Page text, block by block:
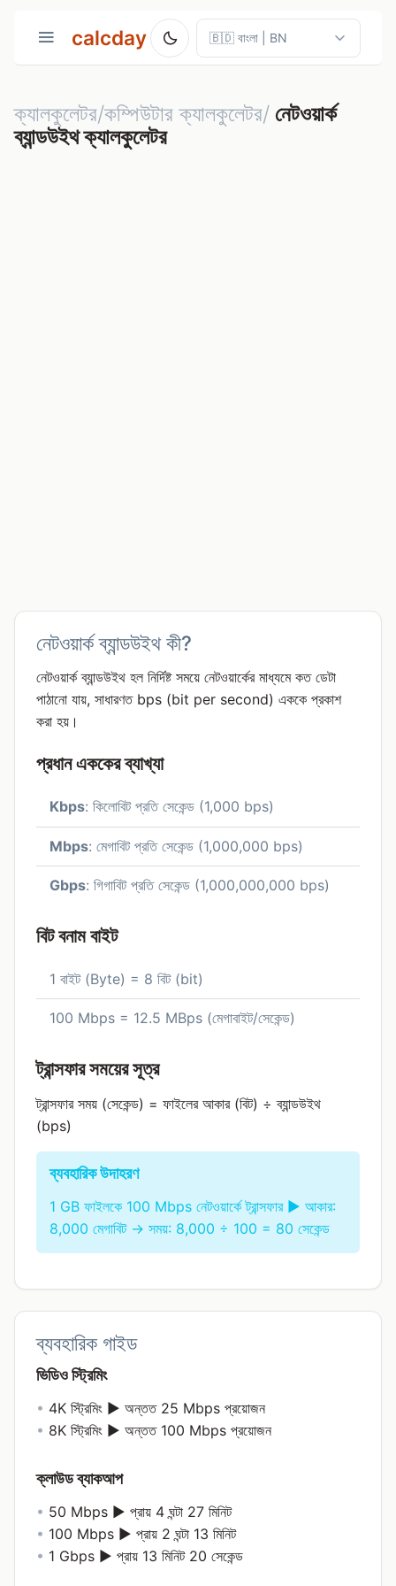
calcday
ক্যালকুলেটর/কম্পিউটার ক্যালকুলেটর/ নেটওয়ার্ক
ব্যান্ডউইথ ক্যালকুলেটর
নেটওয়ার্ক ব্যান্ডউইথ কী?
নেটওয়ার্ক ব্যান্ডউইথ হল নির্দিষ্ট সময়ে নেটওয়ার্কের মাধ্যমে কত ডেটা
পাঠানো যায়, সাধারণত bps (bit per second) এককে প্রকাশ
করা হয়।
প্রধান এককের ব্যাখ্যা
Kbps: কিলোবিট প্রতি সেকেন্ড (1,000 bps)
Mbps: মেগাবিট প্রতি সেকেন্ড (1,000,000 bps)
Gbps: গিগাবিট প্রতি সেকেন্ড (1,000,000,000 bps)
বিট বনাম বাইট
1 বাইট (Byte) = 8 বিট (bit)
100 Mbps = 12.5 MBps (মেগাবাইট/সেকেন্ড)
ট্রান্সফার সময়ের সূত্র
ট্রান্সফার সময় (সেকেন্ড) = ফাইলের আকার (বিট) ÷ ব্যান্ডউইথ
(bps)
ব্যবহারিক উদাহরণ
1 GB ফাইলকে 100 Mbps নেটওয়ার্কে ট্রান্সফার ► আকার:
8,000 মেগাবিট → সময়: 8,000 ÷ 100 = 80 সেকেন্ড
ব্যবহারিক গাইড
ভিডিও স্ট্রিমিং
• 4K স্ট্রিমিং ► অন্তত 25 Mbps প্রয়োজন
• 8K স্ট্রিমিং ► অন্তত 100 Mbps প্রয়োজন
ক্লাউড ব্যাকআপ
• 50 Mbps ► প্রায় 4 ঘন্টা 27 মিনিট
• 100 Mbps ► প্রায় 2 ঘন্টা 13 মিনিট
• 1 Gbps ► প্রায় 13 মিনিট 20 সেকেন্ড